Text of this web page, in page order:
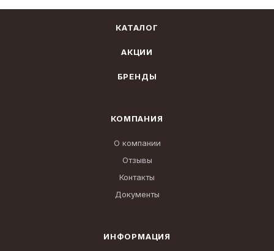
КАТАЛОГ
АКЦИИ
БРЕНДЫ
КОМПАНИЯ
О компании
Отзывы
Контакты
Документы
ИНФОРМАЦИЯ